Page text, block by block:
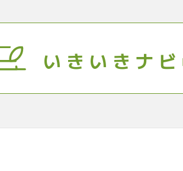
いきいきナビ